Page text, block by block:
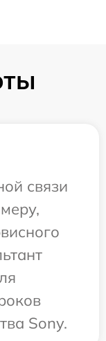
связи
Sony.